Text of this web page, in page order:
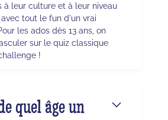
à leur culture et à leur niveau
tout le fun d'un vrai
les ados dès 13 ans, on
sur le quiz classique
!
quel âge un